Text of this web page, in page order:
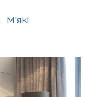
М'які